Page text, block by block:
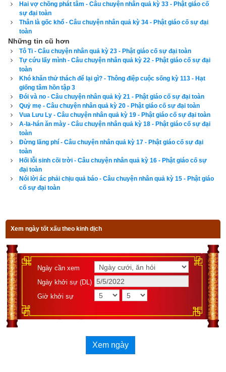
được. Chúng ta rất tán thưởng những người như thế.
Khuôn mặt của Dạ Xoa vương giả ban đầu thì dữ dằn, nhưng
sau khi nghe vua Ưu Đạt nói xong thì bỗng trở nên hiền từ.
Vua thấy thế, sinh nghi mà hỏi rằng:
– Nhưng ngài là ai? Tại sao lại làm cho tôi sợ hãi như thế?
– Thú thật với đại vương, thiếp chính là hoàng phi của ngài, là
phu nhân Nguyệt Minh. Từ khi rời bỏ đại vương mà đi, thiếp tu
hành rất siêng năng, chết rồi sinh lên cõi trời thuộc Sắc giới, vì
đã có lời hẹn với đại vương nên hôm nay mới đặc biệt đến
đây thực hiện điều giao ước.
Bấy giờ vua Ưu Đạt không còn sợ hãi kinh hoàng nữa, nhưng
không tin được hoàng phi của mình đã biến thành ma quỷ,
lại thành y hệt bà hoàng phi ngày trước. Vua Ưu Đạt thấy
nổi lên, muốn chạy tới ôm lấy bà, nhưng phu nhân Nguyệt
Minh nhẹ nhàng phi thân bay lên hư không, thuyết cho vua Ưu
Đạt nghe chân lý của khổ, không, vô thường, và còn khuyên
vua nên xuất gia tu hành.
Vua Ưu Đạt vâng lời chỉ dạy của hoàng phi Nguyệt Minh, đem
ngôi vua nhường lại cho thái tử rồi xin làm đệ tử của tôn giả
Ca Chiên Diên mà xuất gia.
Vua Ưu Đạt vốn dĩ là người cao quý nhất của cả một nước,
Hai vợ chồng phát tâm - Câu chuyện nhân quả kỳ 33 - Phật giáo cố
sự đại toàn
Thân là gốc khổ - Câu chuyện nhân quả kỳ 34 - Phật giáo cố sự đại
toàn
Những tin cũ hơn
Tô Ti - Câu chuyện nhân quả kỳ 23 - Phật giáo cố sự đại toàn
Tự cứu lấy mình - Câu chuyện nhân quả kỳ 22 - Phật giáo cố sự đại
toàn
Khó khăn thử thách để lại gì? - Thông điệp cuộc sống kỳ 113 - Hạt
giống tâm hồn tập 3
Đói và no - Câu chuyện nhân quả kỳ 21 - Phật giáo cố sự đại toàn
Quỷ mẹ - Câu chuyện nhân quả kỳ 20 - Phật giáo cố sự đại toàn
Vua Lưu Ly - Câu chuyện nhân quả kỳ 19 - Phật giáo cố sự đại toàn
A-la-hán ăn mày - Câu chuyện nhân quả kỳ 18 - Phật giáo cố sự đại
toàn
Đừng lãng phí - Câu chuyện nhân quả kỳ 17 - Phật giáo cố sự đại
toàn
Hối lỗi sinh cõi trời - Câu chuyện nhân quả kỳ 16 - Phật giáo cố sự
đại toàn
Nói lời ác phải chịu quả báo - Câu chuyện nhân quả kỳ 15 - Phật giáo
cố sự đại toàn
Xem ngày tốt xấu theo kinh dịch
Ngày cần xem
Ngày khởi sự (DL)
Giờ khởi sự
Xem ngày